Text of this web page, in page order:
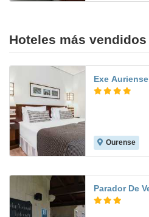
Hoteles más
Exe Auriense
Ourense
Parador De